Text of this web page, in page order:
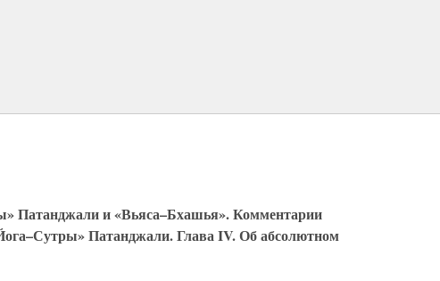
Патанджали и «Вьяса–Бхашья». Комментарии
Патанджали. Глава IV. Об абсолютном